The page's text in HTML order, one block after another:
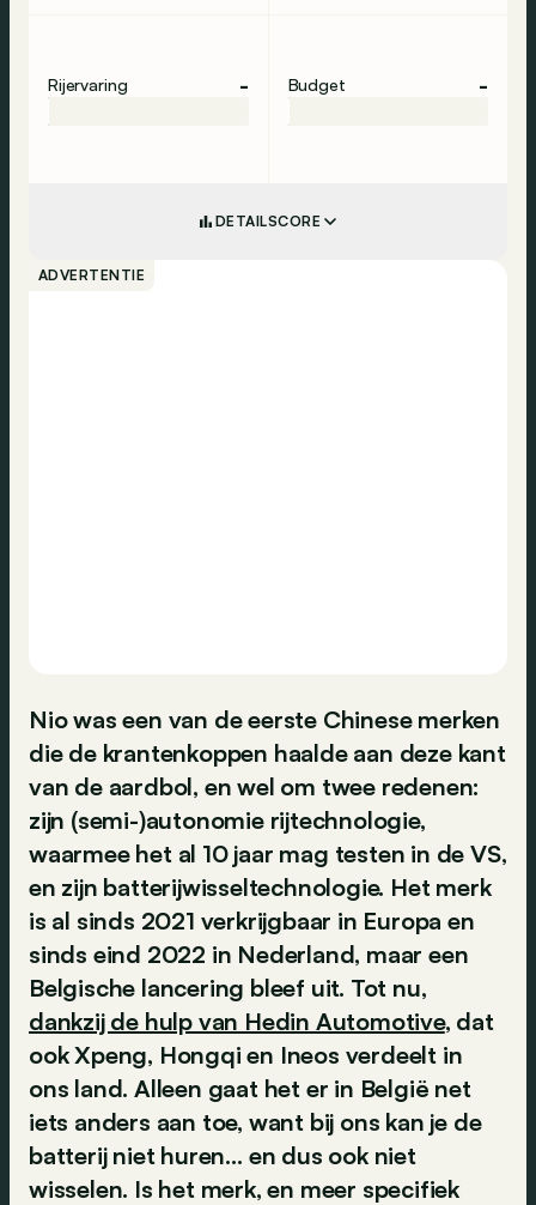
Rijervaring - Budget -
DETAILSCORE
ADVERTENTIE
Nio was een van de eerste Chinese merken
die de krantenkoppen haalde aan deze kant
van de aardbol, en wel om twee redenen:
zijn (semi-)autonomie rijtechnologie,
waarmee het al 10 jaar mag testen in de VS,
en zijn batterijwisseltechnologie. Het merk
is al sinds 2021 verkrijgbaar in Europa en
sinds eind 2022 in Nederland, maar een
Belgische lancering bleef uit. Tot nu,
dankzij de hulp van Hedin Automotive, dat
ook Xpeng, Hongqi en Ineos verdeelt in
ons land. Alleen gaat het er in België net
iets anders aan toe, want bij ons kan je de
batterij niet huren… en dus ook niet
wisselen. Is het merk, en meer specifiek